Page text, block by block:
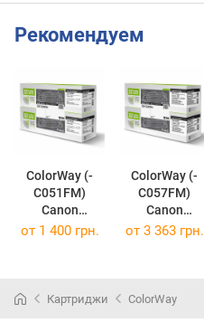
Рекомендуем
ColorWay (-
C051FM)
Canon
LBP162/MF269
C051FM
ColorWay (-
C057FM)
Canon
LBP223dw/226
Pack CW-
от 1 400 грн. от 3 363 грн.
Картриджи ColorWay